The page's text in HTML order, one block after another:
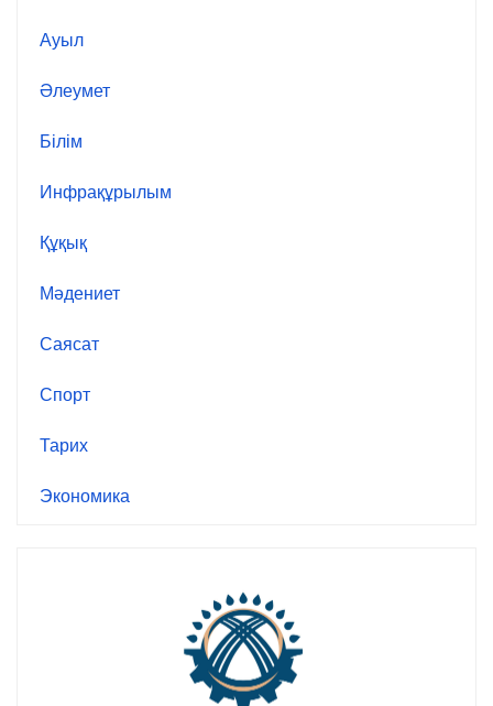
Ауыл
Әлеумет
Білім
Инфрақұрылым
Құқық
Мәдениет
Саясат
Спорт
Тарих
Экономика